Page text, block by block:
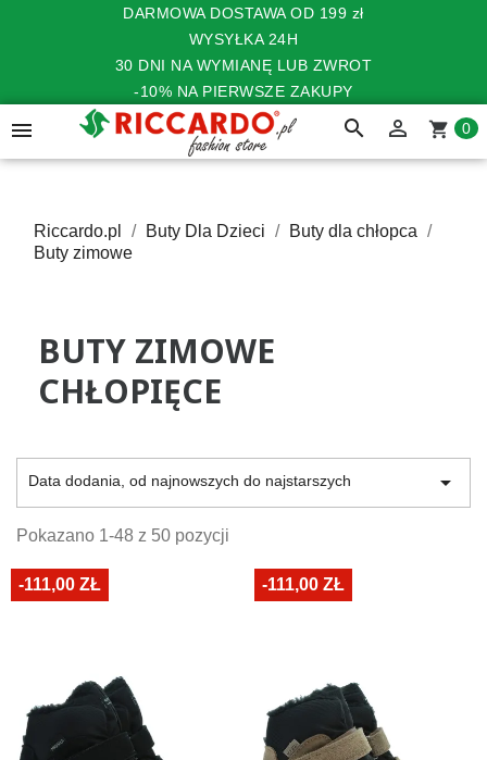
DARMOWA DOSTAWA OD 199 zł
WYSYŁKA 24H
30 DNI NA WYMIANĘ LUB ZWROT
-10% NA PIERWSZE ZAKUPY
 search  shopping_cart 0
Riccardo.pl Buty Dla Dzieci
Buty dla chłopca
Buty zimowe
BUTY ZIMOWE
CHŁOPIĘCE
Data dodania, od najnowszych do najstarszych 
Pokazano 1-48 z 50 pozycji
-111,00 ZŁ -111,00 ZŁ